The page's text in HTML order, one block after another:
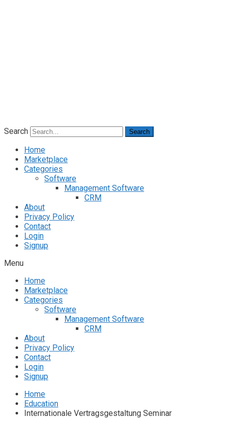
Search Search
Home
Marketplace
Categories
Software
Management Software
CRM
About
Privacy Policy
Contact
Login
Signup
Menu
Home
Marketplace
Categories
Software
Management Software
CRM
About
Privacy Policy
Contact
Login
Signup
Home
Education
Internationale Vertragsgestaltung Seminar